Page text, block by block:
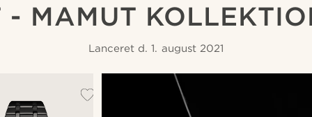
- MAMUT
Lanceret d. 1. august 2021